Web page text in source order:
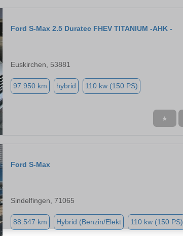
Ford S-Max 2.5 Duratec FHEV TITANIUM -AHK -
Euskirchen, 53881
97.950 km hybrid 110 kw (150 PS)
★
Ford S-Max
Sindelfingen, 71065
88.547 km Hybrid (Benzin/Elekt 110 kw (150 PS)